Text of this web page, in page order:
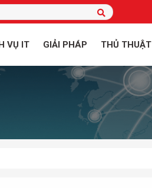
VỤ IT GIẢI PHÁP THỦ THUẬT